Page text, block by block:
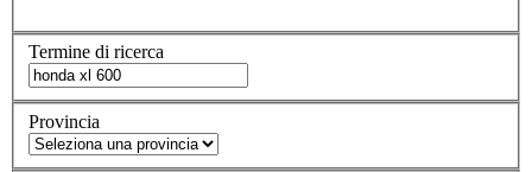
Termine di ricerca
Provincia